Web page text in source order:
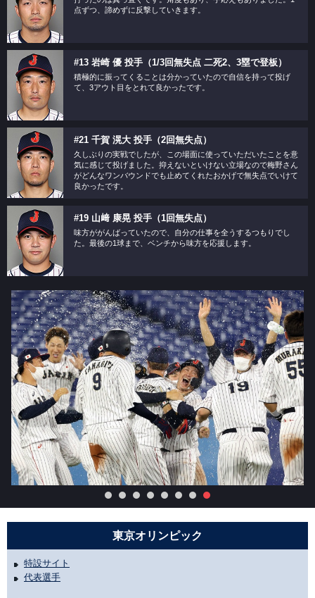
点ずつ、諦めずに反撃していきます。
#13 岩崎 優 投手（1/3回無失点 二死2、3塁で登板）
積極的に振ってくることは分かっていたので自信を持って投げ
て、3アウト目をとれて良かったです。
#21 千賀 滉大 投手（2回無失点）
久しぶりの実戦でしたが、この場面に使っていただいたことを意
気に感じて投げました。抑えないといけない立場なので梅野さん
がどんなワンバウンドでも止めてくれたおかげで無失点でいけて
良かったです。
#19 山﨑 康晃 投手（1回無失点）
味方ががんばっていたので、自分の仕事を全うするつもりでし
た。最後の1球まで、ベンチから味方を応援します。
東京オリンピック
特設サイト
代表選手